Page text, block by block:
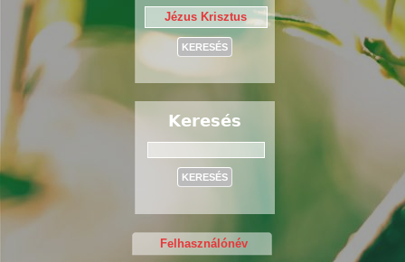
Keresés